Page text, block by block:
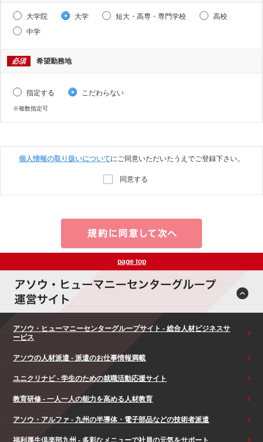
大学院 大学 短大・高専・専門学校
高校
中学
必須 希望勤務地
指定する こだわらない
※複数指定可
個人情報の取り扱いについてにご同意いただいたうえでご登録下さい。
同意する
page top
アソウ・ヒューマニーセンターグループサイト - 総合人材ビジネスサ
ービス
アソウの人材派遣 - 派遣のお仕事情報満載
ユニクリナビ - 学生のための就職活動応援サイト
教育研修 - 一人一人の能力を高める人材教育
アソウ・アルファ - 九州の半導体・電子部品などの技術者派遣
福利厚生倶楽部九州 - 多彩なメニューで社員の元気をサポート